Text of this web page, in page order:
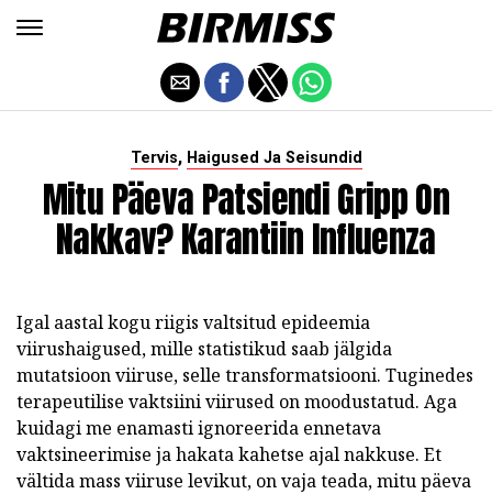
Tervis, Haigused Ja Seisundid
Mitu Päeva Patsiendi Gripp On
Nakkav? Karantiin Influenza
Igal aastal kogu riigis valtsitud epideemia
viirushaigused, mille statistikud saab jälgida
mutatsioon viiruse, selle transformatsiooni. Tuginedes
terapeutilise vaktsiini viirused on moodustatud. Aga
kuidagi me enamasti ignoreerida ennetava
vaktsineerimise ja hakata kahetse ajal nakkuse. Et
vältida mass viiruse levikut, on vaja teada, mitu päeva